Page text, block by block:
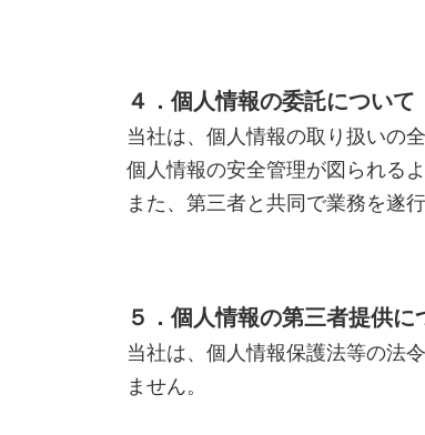
４．個人情報の委託について
当社は、個人情報の取り扱いの
個人情報の安全管理が図られる
また、第三者と共同で業務を遂
５．個人情報の第三者提供に
当社は、個人情報保護法等の法
ません。